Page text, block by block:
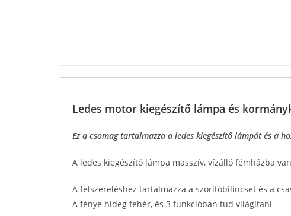
Ledes motor kiegészítő lámpa és
Ez a csomag tartalmazza a ledes kiegészítő lámpát és a
A ledes kiegészítő lámpa masszív, vízálló fémházba
A felszereléshez tartalmazza a szorítóbilincset és a
A fénye hideg fehér, és 3 funkcióban tud világítani